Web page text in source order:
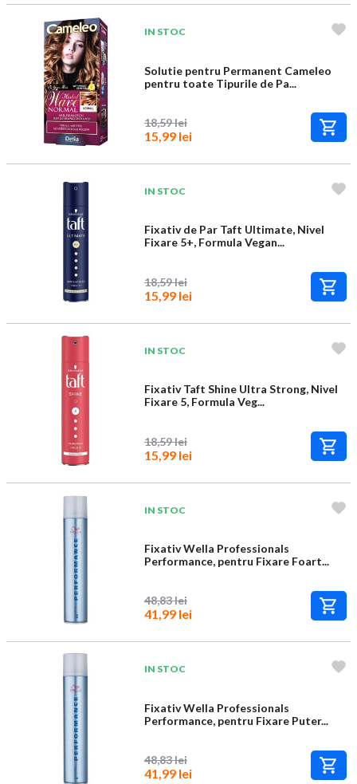
IN STOC
Solutie pentru Permanent Cameleo
pentru toate Tipurile de Pa...
18,59 lei
15,99 lei
IN STOC
Fixativ de Par Taft Ultimate, Nivel
Fixare 5+, Formula Vegan...
18,59 lei
15,99 lei
IN STOC
Fixativ Taft Shine Ultra Strong, Nivel
Fixare 5, Formula Veg...
18,59 lei
15,99 lei
IN STOC
Fixativ Wella Professionals
Performance, pentru Fixare Foart...
48,83 lei
41,99 lei
IN STOC
Fixativ Wella Professionals
Performance, pentru Fixare Puter...
48,83 lei
41,99 lei